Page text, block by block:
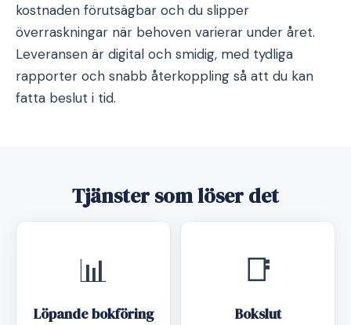
kostnaden förutsägbar och du slipper
överraskningar när behoven varierar under året.
Leveransen är digital och smidig, med tydliga
rapporter och snabb återkoppling så att du kan
fatta beslut i tid.
Tjänster som löser det
📊
Löpande bokföring
📑
Bokslut